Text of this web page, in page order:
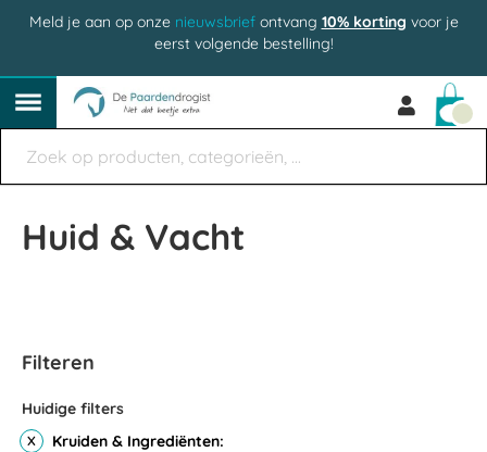
Meld je aan op onze nieuwsbriefontvang 10% korting voor je
eerst volgende bestelling!
Huid & Vacht
Filteren
Huidige filters
Kruiden & Ingrediënten